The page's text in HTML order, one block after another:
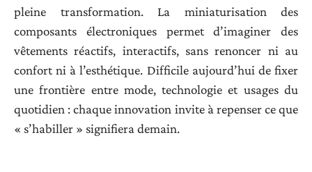
pleine transformation. La miniaturisation des
composants électroniques permet d’imaginer des
vêtements réactifs, interactifs, sans renoncer ni au
confort ni à l’esthétique. Difficile aujourd’hui de fixer
une frontière entre mode, technologie et usages du
quotidien : chaque innovation invite à repenser ce que
« s’habiller » signifiera demain.